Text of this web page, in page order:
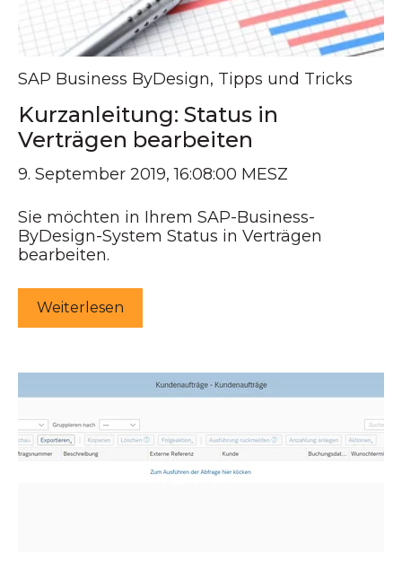
SAP Business ByDesign, Tipps und Tricks
Kurzanleitung: Status in
Verträgen bearbeiten
9. September 2019, 16:08:00 MESZ
Sie möchten in Ihrem SAP-Business-
ByDesign-System Status in Verträgen
bearbeiten.
Weiterlesen